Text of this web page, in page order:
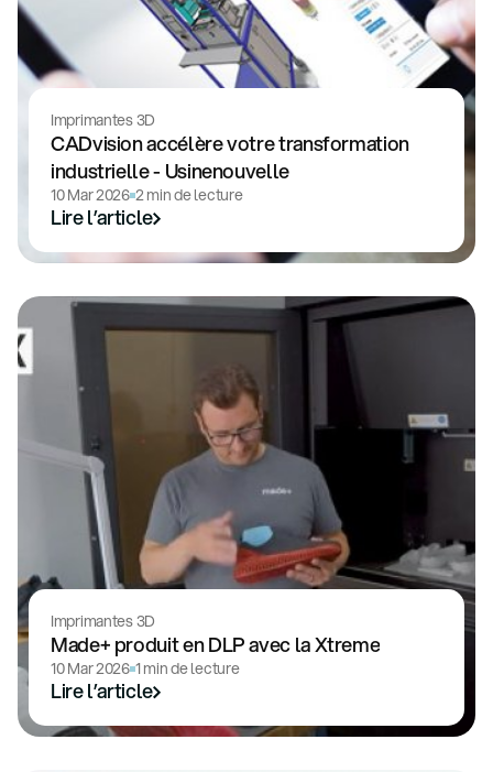
Imprimantes 3D
CADvision accélère votre transformation
industrielle - Usinenouvelle
10 Mar 2026 2 min de lecture
Lire l’article
Imprimantes 3D
Made+ produit en DLP avec la Xtreme
10 Mar 2026 1 min de lecture
Lire l’article